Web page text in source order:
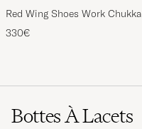
Red Wing Shoes Work Chukka
Briar Oil Slick Leather
330€
Bottes À Lacets